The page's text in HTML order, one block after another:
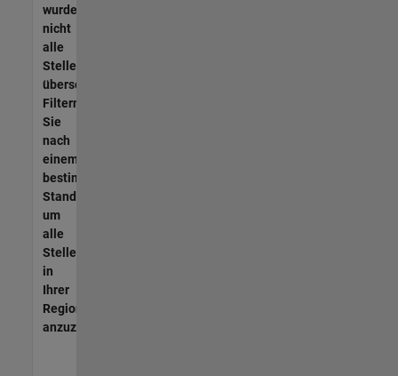
wurden
nicht
alle
Stellen
übersetzt.
Filtern
Sie
nach
einem
bestimmten
Standort,
um
alle
Stellenangebote
in
Ihrer
Region
anzuzeigen.